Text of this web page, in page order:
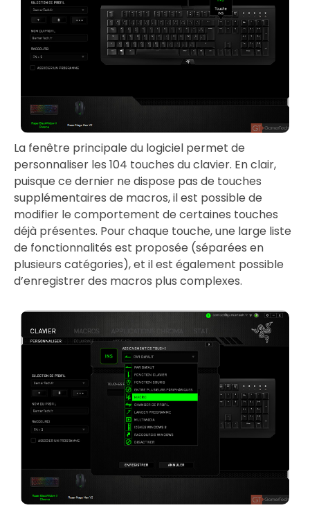
La fenêtre principale du logiciel permet de
personnaliser les 104 touches du clavier. En clair,
puisque ce dernier ne dispose pas de touches
supplémentaires de macros, il est possible de
modifier le comportement de certaines touches
déjà présentes. Pour chaque touche, une large liste
de fonctionnalités est proposée (séparées en
plusieurs catégories), et il est également possible
d’enregistrer des macros plus complexes.